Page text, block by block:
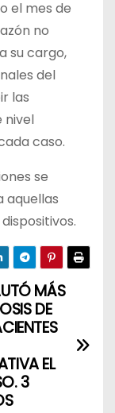
el mes de
no
su cargo,
del
las
nivel
caso.
se
aquellas
MÁS
DE
EL
3